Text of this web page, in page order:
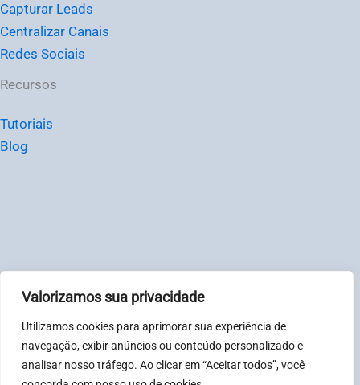
Valorizamos sua privacidade
Utilizamos cookies para aprimorar sua experiência de
navegação, exibir anúncios ou conteúdo personalizado e
analisar nosso tráfego. Ao clicar em “Aceitar todos”, você
Capturar Leads
Centralizar Canais
Redes Sociais
Recursos
Tutoriais
Blog
© Chat2Desk Brasil – CNPJ: 31081317000123
Política de privacidade|Termos